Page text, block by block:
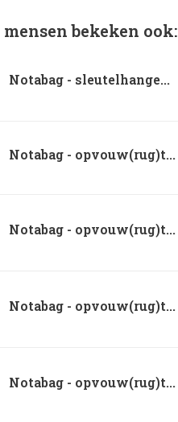
bekeken ook:
Notabag - sleutelhange...
Notabag - opvouw(rug)t...
Notabag - opvouw(rug)t...
Notabag - opvouw(rug)t...
Notabag - opvouw(rug)t...